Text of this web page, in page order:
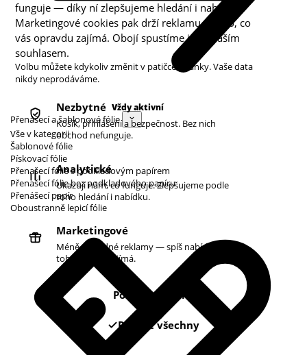
Přenášecí a šablonové fólie
Vše v kategorii
Šablonové fólie
Pískovací fólie
Přenašecí fólie s podkladovým papírem
Přenašecí fólie bez podkladového papíru
Přenášecí papír
Oboustranně lepicí fólie
funguje — díky ní zlepšujeme hledání i nabídku.
Marketingové cookies pak drží reklamu u toho, co
vás opravdu zajímá. Obojí spustíme jen s vaším
souhlasem.
Volbu můžete kdykoliv změnit v patičce stránky. Vaše data
nikdy neprodáváme.
Nezbytné Vždy aktivní
Košík, přihlášení a bezpečnost. Bez nich
obchod nefunguje.
Analytické
Ukazují nám, co funguje. Zlepšujeme podle
toho hledání i nabídku.
Marketingové
Méně náhodné reklamy — spíš nabídky podle
toho, co vás zajímá.
Pouze nezbytné
Povolit všechny